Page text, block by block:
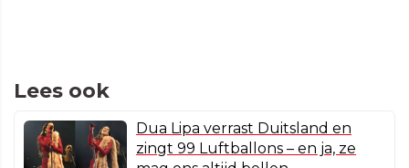
Lees ook
Dua Lipa verrast Duitsland en
zingt 99 Luftballons – en ja, ze